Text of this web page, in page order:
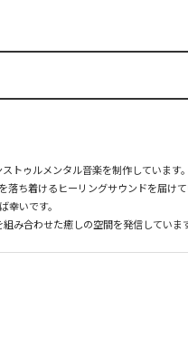
トゥルメンタル音楽を制作しています。
ち着けるヒーリングサウンドを届けて
幸いです。
み合わせた癒しの空間を発信しています